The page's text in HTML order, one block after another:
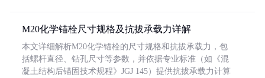
M20化学锚栓尺寸规格及抗拔承载力详解
本文详细解析M20化学锚栓的尺寸规格和抗拔承载力，包
括螺杆直径、钻孔尺寸等参数，并依据专业标准（如《混
凝土结构后锚固技术规程》JGJ 145）提供抗拔承载力计算